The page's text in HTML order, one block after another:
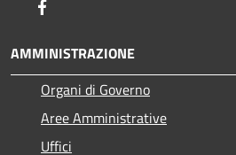
AMMINISTRAZIONE
Organi di Governo
Aree Amministrative
Uffici